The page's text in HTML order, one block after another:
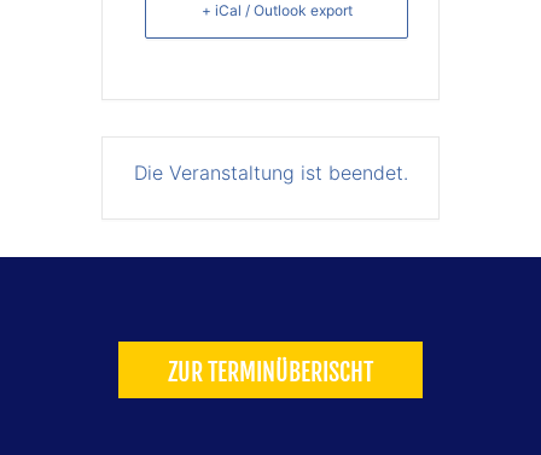
+ iCal / Outlook export
Die Veranstaltung ist beendet.
ZUR TERMINÜBERISCHT